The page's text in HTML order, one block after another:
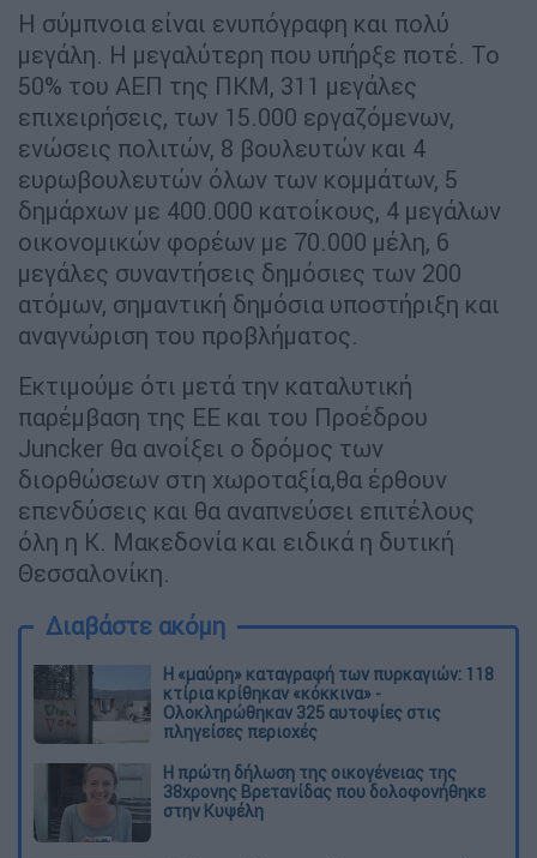
Η σύμπνοια είναι ενυπόγραφη και πολύ
μεγάλη. Η μεγαλύτερη που υπήρξε ποτέ. Το
50% του ΑΕΠ της ΠΚΜ, 311 μεγάλες
επιχειρήσεις, των 15.000 εργαζόμενων,
ενώσεις πολιτών, 8 βουλευτών και 4
ευρωβουλευτών όλων των κομμάτων, 5
δημάρχων με 400.000 κατοίκους, 4 μεγάλων
οικονομικών φορέων με 70.000 μέλη, 6
μεγάλες συναντήσεις δημόσιες των 200
ατόμων, σημαντική δημόσια υποστήριξη και
αναγνώριση του προβλήματος.
Εκτιμούμε ότι μετά την καταλυτική
παρέμβαση της ΕΕ και του Προέδρου
Juncker θα ανοίξει ο δρόμος των
διορθώσεων στη χωροταξία,θα έρθουν
επενδύσεις και θα αναπνεύσει επιτέλους
όλη η Κ. Μακεδονία και ειδικά η δυτική
Θεσσαλονίκη.
Διαβάστε ακόμη
Η «μαύρη» καταγραφή των πυρκαγιών: 118
κτίρια κρίθηκαν «κόκκινα» -
Ολοκληρώθηκαν 325 αυτοψίες στις
πληγείσες περιοχές
Η πρώτη δήλωση της οικογένειας της
38χρονης Βρετανίδας που δολοφονήθηκε
στην Κυψέλη